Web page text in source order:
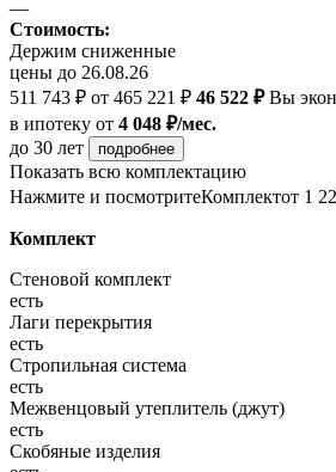
—
Стоимость:
Держим сниженные
цены до 26.08.26
511 743 ₽ от 465 221 ₽ 46 522 ₽Вы
в ипотеку от 4 048 ₽/мес.
до 30 лет
подробнее
Показать всю комплектацию
Нажмите и посмотритеКомплектот 1
Комплект
Стеновой комплект
есть
Лаги перекрытия
есть
Стропильная система
есть
Межвенцовый утеплитель (джут)
есть
Скобяные изделия